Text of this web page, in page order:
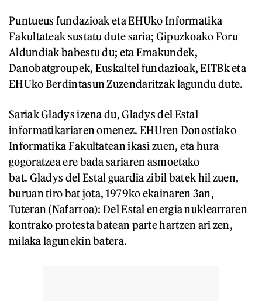
Puntueus fundazioak eta EHUko Informatika
Fakultateak sustatu dute saria; Gipuzkoako Foru
Aldundiak babestu du; eta Emakundek,
Danobatgroupek, Euskaltel fundazioak, EITBk eta
EHUko Berdintasun Zuzendaritzak lagundu dute.
Sariak Gladys izena du, Gladys del Estal
informatikariaren omenez. EHUren Donostiako
Informatika Fakultatean ikasi zuen, eta hura
gogoratzea ere bada sariaren asmoetako
bat. Gladys del Estal guardia zibil batek hil zuen,
buruan tiro bat jota, 1979ko ekainaren 3an,
Tuteran (Nafarroa): Del Estal energia nuklearraren
kontrako protesta batean parte hartzen ari zen,
milaka lagunekin batera.